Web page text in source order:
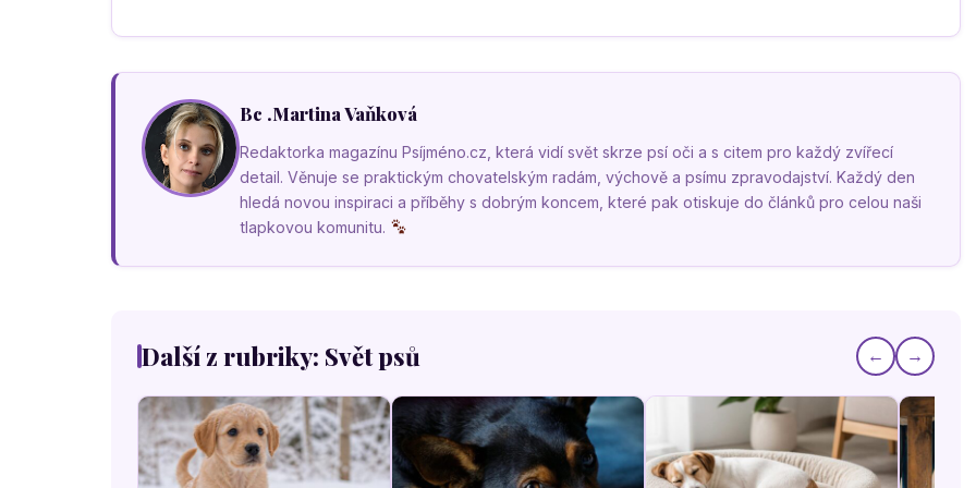
Bc .Martina Vaňková
Redaktorka magazínu Psíjméno.cz, která vidí svět skrze psí oči a s citem pro každý zvířecí
detail. Věnuje se praktickým chovatelským radám, výchově a psímu zpravodajství. Každý den
hledá novou inspiraci a příběhy s dobrým koncem, které pak otiskuje do článků pro celou naši
tlapkovou komunitu.
Další z rubriky: Svět psů ← →